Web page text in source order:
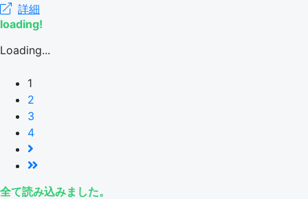
詳細
loading!
Loading...
1
2
3
4
全て読み込みました。